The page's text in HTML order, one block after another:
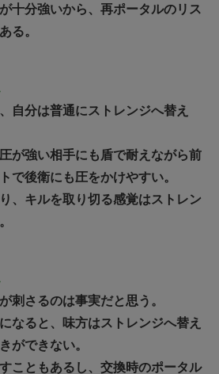
十分強いから、再ポータルのリス
る。
自分は普通にストレンジへ替え
が強い相手にも盾で耐えながら前
で後衛にも圧をかけやすい。
、キルを取り切る感覚はストレン
刺さるのは事実だと思う。
なると、味方はストレンジへ替え
ができない。
こともあるし、交換時のポータル